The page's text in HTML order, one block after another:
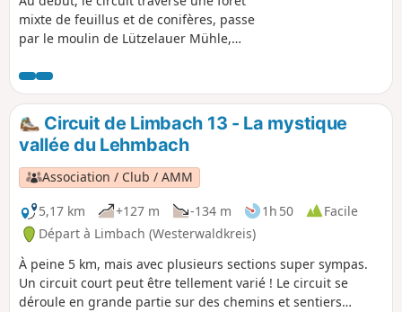
Limbach.
mixte de feuillus et de conifères, passe
par le moulin de Lützelauer Mühle,
dans la vallée sauvage de la Große
Nister. Il longe ensuite un ruisseau qui
coule joyeusement jusqu'à Marzhausen.
Avec une vue imprenable sur la Suisse
de Kroppach, il se dirige vers
Müschenbach, mais avant d'arriver au
village, il bifurque vers la vallée de la
Quabach et redescend par un chemin
naturel dans la vallée de la Große Nister
avant de revenir à Limbach.
Circuit de Limbach 13 - La mystique
vallée du Lehmbach
Association / Club / AMM
5,17 km
+127 m -134 m 1h 50
Facile
Départ à Limbach (Westerwaldkreis)
À peine 5 km, mais avec plusieurs sections super sympas.
Un circuit court peut être tellement varié ! Le circuit se
déroule en grande partie sur des chemins et sentiers